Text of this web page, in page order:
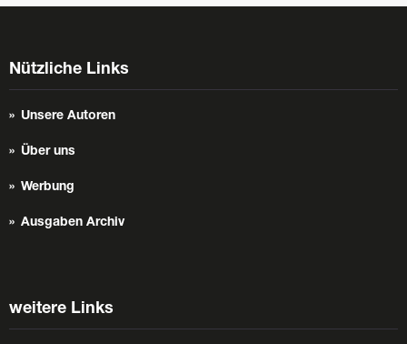
Nützliche Links
Unsere Autoren
Über uns
Werbung
Ausgaben Archiv
weitere Links